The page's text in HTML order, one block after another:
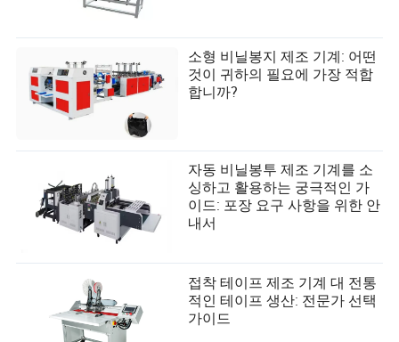
소형 비닐봉지 제조 기계: 어떤
것이 귀하의 필요에 가장 적합
합니까?
자동 비닐봉투 제조 기계를 소
싱하고 활용하는 궁극적인 가
이드: 포장 요구 사항을 위한 안
내서
접착 테이프 제조 기계 대 전통
적인 테이프 생산: 전문가 선택
가이드